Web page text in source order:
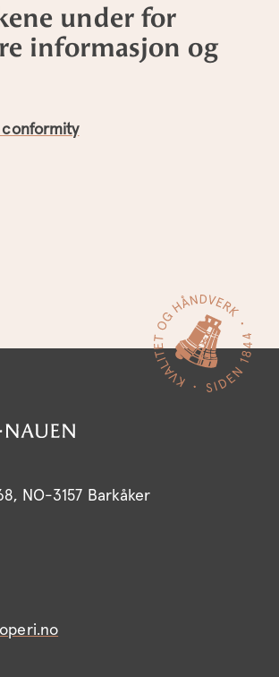
under for
informasjon og
conformity
NO-3157 Barkåker